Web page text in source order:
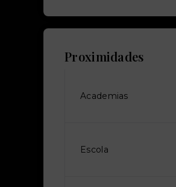
Proximidades
Academias
Escola